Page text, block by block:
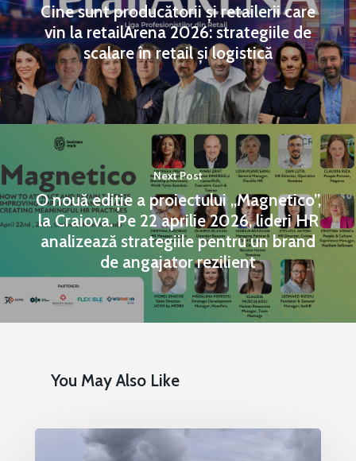
Cine sunt producătorii și retailerii care
vin la retailArena 2026: strategiile de
scalare în retail și logistică
Next Post
O nouă ediție a proiectului „Magnetico”,
la Craiova. Pe 22 aprilie 2026, lideri HR
analizează strategiile pentru un brand
de angajator rezilient
You May Also Like